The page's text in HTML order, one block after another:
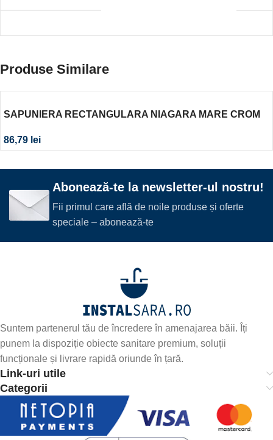
Produse Similare
SAPUNIERA RECTANGULARA NIAGARA MARE CROM
86,79 lei
Abonează-te la newsletter-ul nostru!
Fii primul care află de noile produse și oferte
speciale – abonează-te
Suntem partenerul tău de încredere în amenajarea băii. Îți
punem la dispoziție obiecte sanitare premium, soluții
funcționale și livrare rapidă oriunde în țară.
Link-uri utile
Categorii